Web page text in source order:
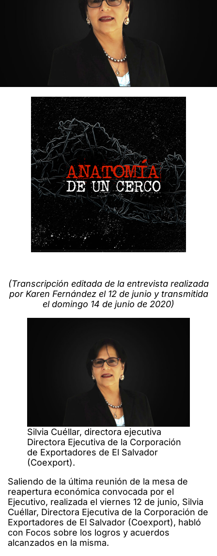
(Transcripción editada de la entrevista realizada
por Karen Fernández el 12 de junio y transmitida
el domingo 14 de junio de 2020)
Silvia Cuéllar, directora ejecutiva
Directora Ejecutiva de la Corporación
de Exportadores de El Salvador
(Coexport).
Saliendo de la última reunión de la mesa de
reapertura económica convocada por el
Ejecutivo, realizada el viernes 12 de junio, Silvia
Cuéllar, Directora Ejecutiva de la Corporación de
Exportadores de El Salvador (Coexport), habló
con Focos sobre los logros y acuerdos
alcanzados en la misma.